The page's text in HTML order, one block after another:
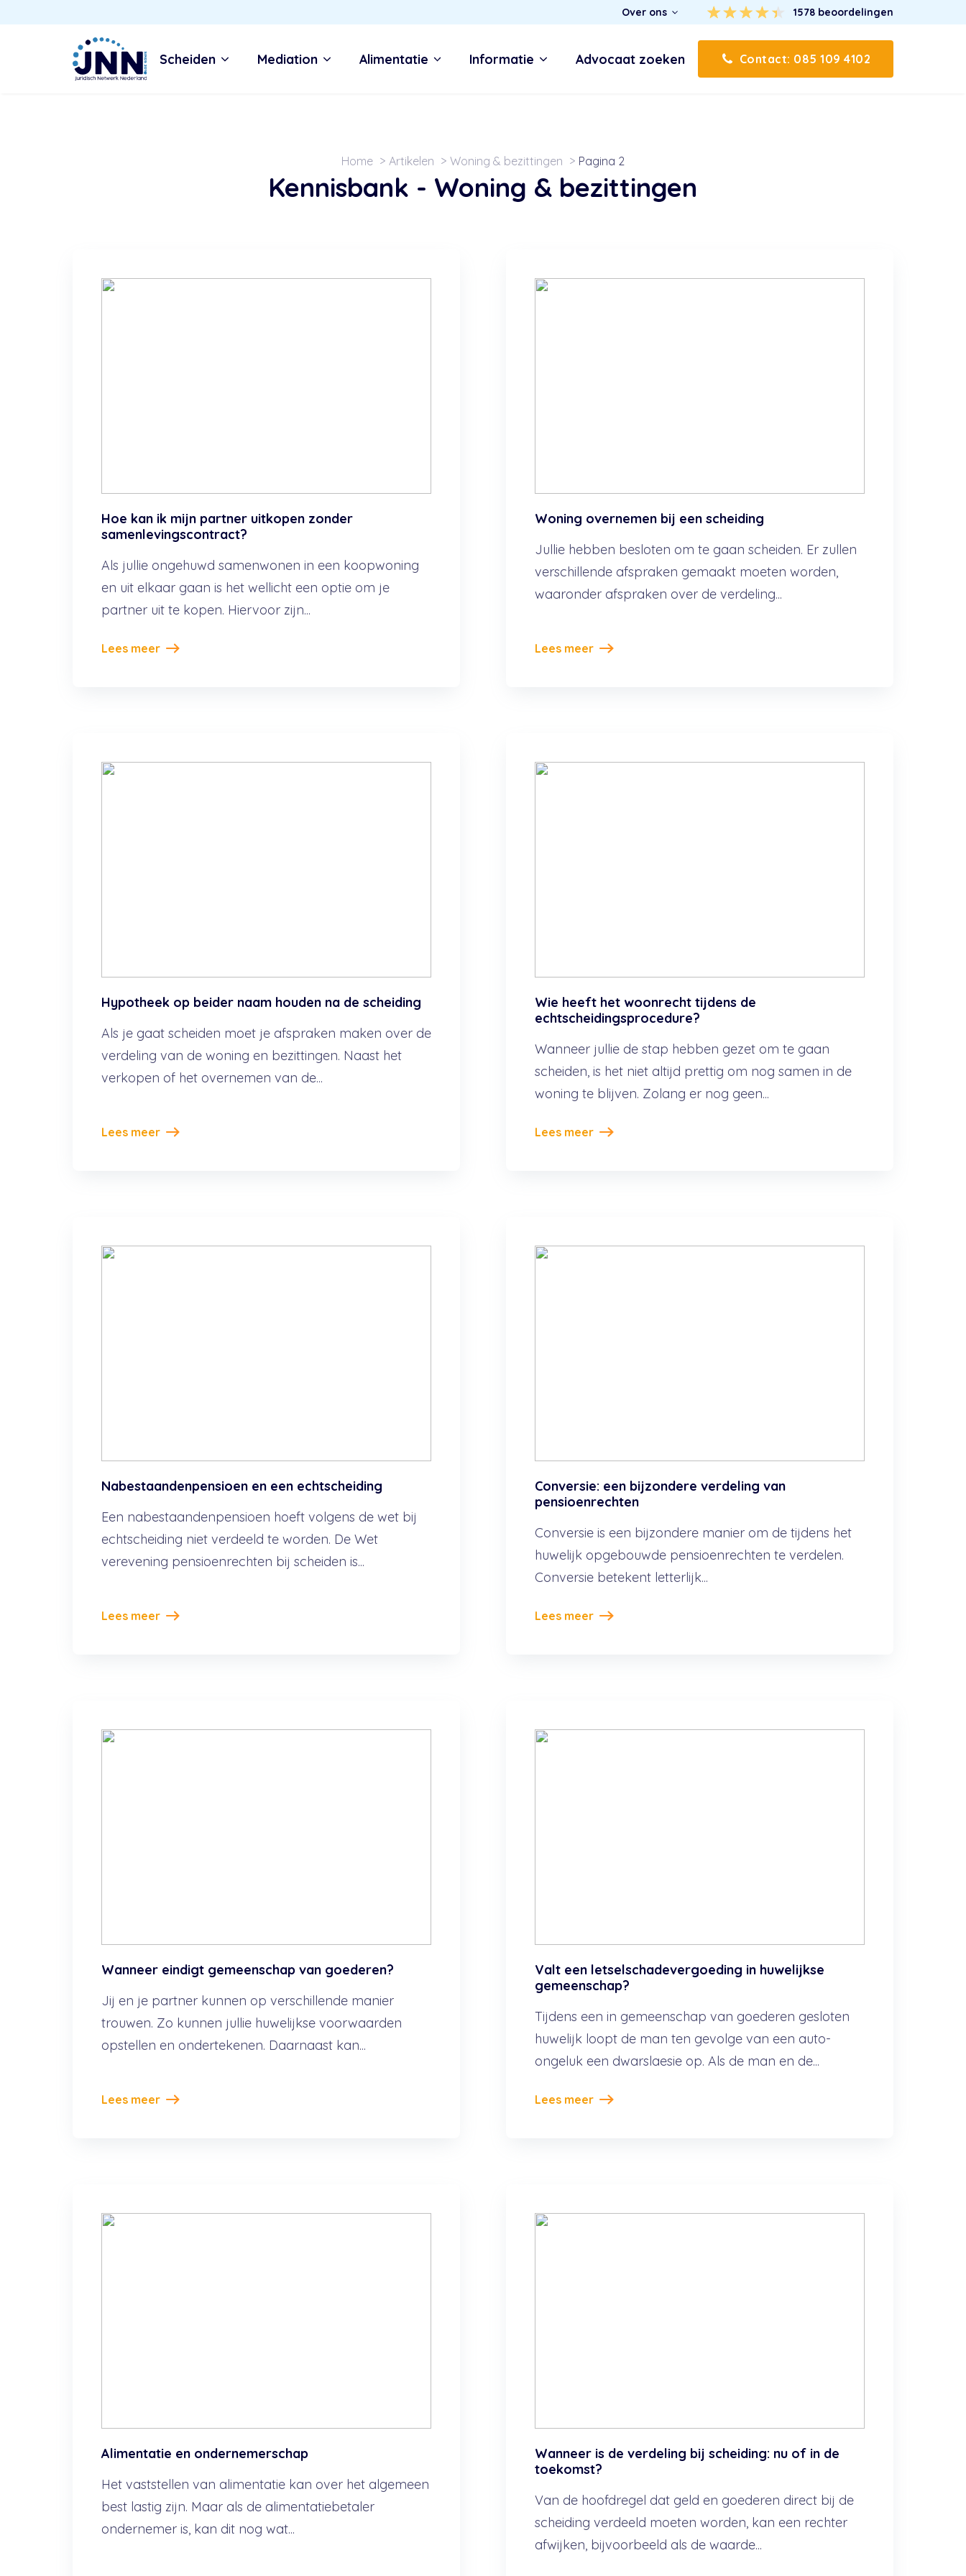
Over ons 1578 beoordelingen
Scheiden Mediation Alimentatie Informatie Advocaat zoeken Contact: 085 109 4102
Home Artikelen Woning & bezittingen Pagina 2
Kennisbank - Woning & bezittingen
Hoe kan ik mijn partner uitkopen zonder
samenlevingscontract?
Als jullie ongehuwd samenwonen in een koopwoning
en uit elkaar gaan is het wellicht een optie om je
partner uit te kopen. Hiervoor zijn...
Lees meer
Woning overnemen bij een scheiding
Jullie hebben besloten om te gaan scheiden. Er zullen
verschillende afspraken gemaakt moeten worden,
waaronder afspraken over de verdeling...
Lees meer
Hypotheek op beider naam houden na de scheiding
Als je gaat scheiden moet je afspraken maken over de
verdeling van de woning en bezittingen. Naast het
verkopen of het overnemen van de...
Lees meer
Wie heeft het woonrecht tijdens de
echtscheidingsprocedure?
Wanneer jullie de stap hebben gezet om te gaan
scheiden, is het niet altijd prettig om nog samen in de
woning te blijven. Zolang er nog geen...
Lees meer
Nabestaandenpensioen en een echtscheiding
Een nabestaandenpensioen hoeft volgens de wet bij
echtscheiding niet verdeeld te worden. De Wet
verevening pensioenrechten bij scheiden is...
Lees meer
Conversie: een bijzondere verdeling van
pensioenrechten
Conversie is een bijzondere manier om de tijdens het
huwelijk opgebouwde pensioenrechten te verdelen.
Conversie betekent letterlijk...
Lees meer
Wanneer eindigt gemeenschap van goederen?
Jij en je partner kunnen op verschillende manier
trouwen. Zo kunnen jullie huwelijkse voorwaarden
opstellen en ondertekenen. Daarnaast kan...
Lees meer
Valt een letselschadevergoeding in huwelijkse
gemeenschap?
Tijdens een in gemeenschap van goederen gesloten
huwelijk loopt de man ten gevolge van een auto-
ongeluk een dwarslaesie op. Als de man en de...
Lees meer
Alimentatie en ondernemerschap
Het vaststellen van alimentatie kan over het algemeen
best lastig zijn. Maar als de alimentatiebetaler
ondernemer is, kan dit nog wat...
Wanneer is de verdeling bij scheiding: nu of in de
toekomst?
Van de hoofdregel dat geld en goederen direct bij de
scheiding verdeeld moeten worden, kan een rechter
afwijken, bijvoorbeeld als de waarde...